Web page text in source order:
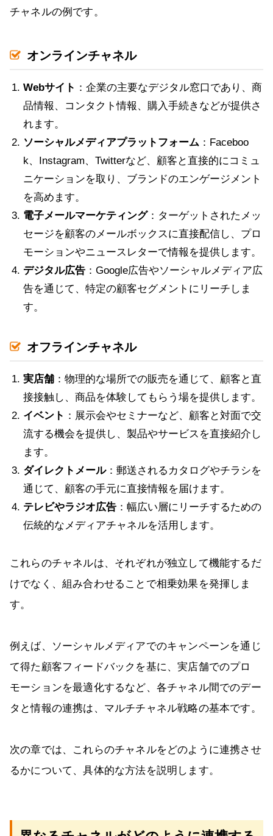
チャネルの例です。
オンラインチャネル
Webサイト ：企業の主要なデジタル窓口であり、商
品情報、コンタクト情報、購入手続きなどが提供さ
れます。
ソーシャルメディアプラットフォーム ：Faceboo
k、Instagram、Twitterなど、顧客と直接的にコミュ
ニケーションを取り、ブランドのエンゲージメント
を高めます。
電子メールマーケティング：ターゲットされたメッ
セージを顧客のメールボックスに直接配信し、プロ
モーションやニュースレターで情報を提供します。
デジタル広告 ：Google広告やソーシャルメディア広
告を通じて、特定の顧客セグメントにリーチしま
す。
オフラインチャネル
実店舗 ：物理的な場所での販売を通じて、顧客と直
接接触し、商品を体験してもらう場を提供します。
イベント ：展示会やセミナーなど、顧客と対面で交
流する機会を提供し、製品やサービスを直接紹介し
ます。
ダイレクトメール：郵送されるカタログやチラシを
通じて、顧客の手元に直接情報を届けます。
テレビやラジオ広告 ：幅広い層にリーチするための
伝統的なメディアチャネルを活用します。
これらのチャネルは、それぞれが独立して機能するだ
けでなく、組み合わせることで相乗効果を発揮しま
す。
例えば、ソーシャルメディアでのキャンペーンを通じ
て得た顧客フィードバックを基に、実店舗でのプロ
モーションを最適化するなど、各チャネル間でのデー
タと情報の連携は、マルチチャネル戦略の基本です。
次の章では、これらのチャネルをどのように連携させ
るかについて、具体的な方法を説明します。